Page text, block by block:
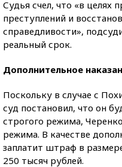
Судья счел, что «в целях
преступлений и
справедливости»,
реальный срок.
Дополнительное
Поскольку в случае с
суд постановил, что он
строгого режима,
режима. В качестве
заплатит штраф в
250 тысяч рублей.